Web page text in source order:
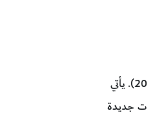
- مع زيادة حدة وباء كوفيد 19، اعتمدت الولايات المتحدة للتو حزمة إنقاذ مالية بقيمة 2 مليار دولار (ما يعادل 9.2٪ من الناتج المحلي الإجمالي لعام 2019). يأتي
جديدة